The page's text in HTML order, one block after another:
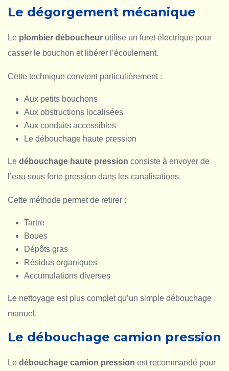
Le dégorgement mécanique
Le plombier déboucheur utilise un furet électrique pour
casser le bouchon et libérer l’écoulement.
Cette technique convient particulièrement :
Aux petits bouchons
Aux obstructions localisées
Aux conduits accessibles
Le débouchage haute pression
Le débouchage haute pression consiste à envoyer de
l’eau sous forte pression dans les canalisations.
Cette méthode permet de retirer :
Tartre
Boues
Dépôts gras
Résidus organiques
Accumulations diverses
Le nettoyage est plus complet qu’un simple débouchage
manuel.
Le débouchage camion pression
Le débouchage camion pression est recommandé pour